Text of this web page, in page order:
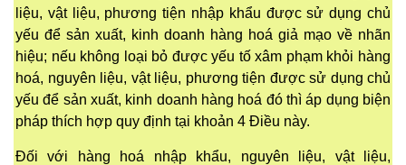
liệu, vật liệu, phương tiện nhập khẩu được sử dụng chủ
yếu để sản xuất, kinh doanh hàng hoá giả mạo về nhãn
hiệu; nếu không loại bỏ được yếu tố xâm phạm khỏi hàng
hoá, nguyên liệu, vật liệu, phương tiện được sử dụng chủ
yếu để sản xuất, kinh doanh hàng hoá đó thì áp dụng biện
pháp thích hợp quy định tại khoản 4 Điều này.
Đối với hàng hoá nhập khẩu, nguyên liệu, vật liệu,